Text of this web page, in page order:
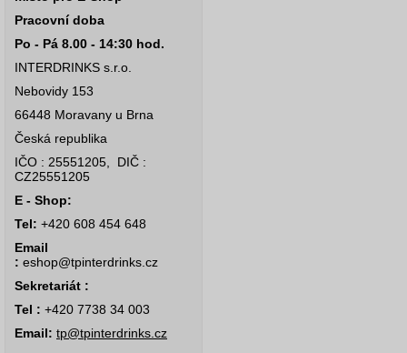
Pracovní doba
Po - Pá 8.00 - 14:30 hod.
INTERDRINKS s.r.o.
Nebovidy 153
66448 Moravany u Brna
Česká republika
IČO : 25551205, DIČ :
CZ25551205
E - Shop:
Tel: +420 608 454 648
Email
: eshop@tpinterdrinks.cz
Sekretariát :
Tel : +420 7738 34 003
Email: tp@tpinterdrinks.cz